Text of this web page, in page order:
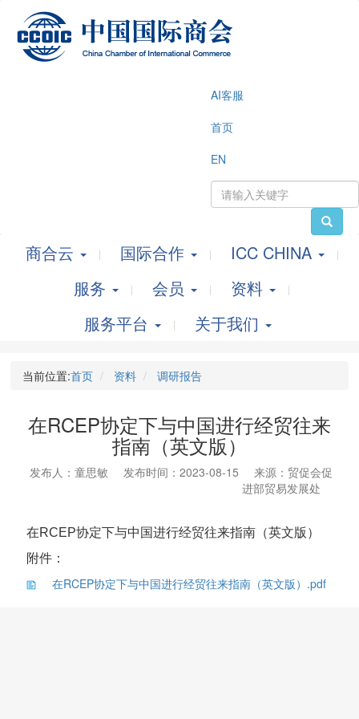
AI客服
首页
EN
商合云 国际合作
ICC CHINA
服务
会员
资料
服务平台
关于我们
当前位置:首页 资料 调研报告
在RCEP协定下与中国进行经贸往来
指南（英文版）
发布人：童思敏 发布时间：2023-08-15
来源：贸促会促
进部贸易发展处
在RCEP协定下与中国进行经贸往来指南（英文版）
附件：
在RCEP协定下与中国进行经贸往来指南（英文版）.pdf